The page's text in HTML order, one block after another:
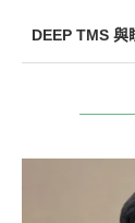
DEEP TMS 與